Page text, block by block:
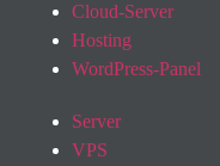
Cloud-Server
Hosting
WordPress-Panel
Server
VPS